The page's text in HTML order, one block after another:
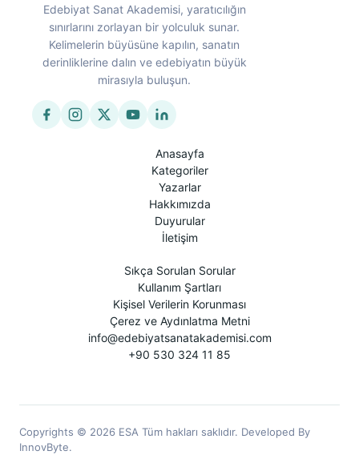
Edebiyat Sanat Akademisi, yaratıcılığın
sınırlarını zorlayan bir yolculuk sunar.
Kelimelerin büyüsüne kapılın, sanatın
derinliklerine dalın ve edebiyatın büyük
mirasıyla buluşun.
Anasayfa
Kategoriler
Yazarlar
Hakkımızda
Duyurular
İletişim
Sıkça Sorulan Sorular
Kullanım Şartları
Kişisel Verilerin Korunması
Çerez ve Aydınlatma Metni
info@edebiyatsanatakademisi.com
+90 530 324 11 85
Copyrights © 2026 ESA Tüm hakları saklıdır. Developed By
InnovByte.